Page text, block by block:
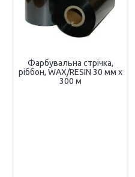
Фарбувальна стрічка,
ріббон, WAX/RESIN 30 мм х
300 м